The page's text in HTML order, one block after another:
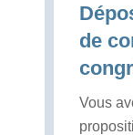
de
Vous